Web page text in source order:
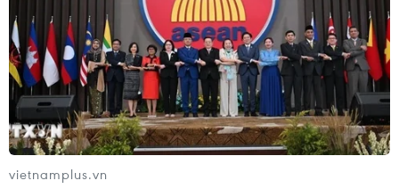
ASEAN
07/08/2026 12:35
Thuế polysilicon: Doanh nghiệp Hàn
Quốc tại Mỹ có lợi thế
vietnamplus.vn